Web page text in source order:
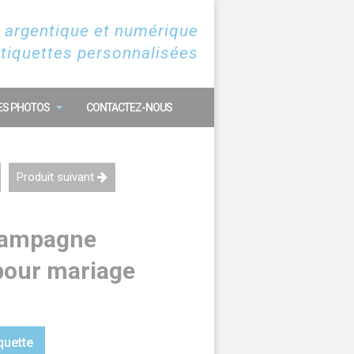
et numérique
personnalisées
PHOTOS CONTACTEZ-NOUS
Produit suivant
mariage